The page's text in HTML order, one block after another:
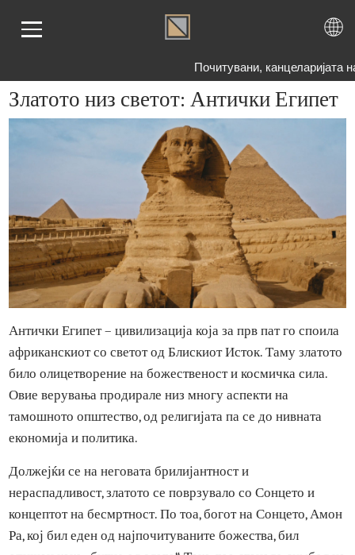
Почитувани,
Златото низ светот: Антички
Антички Египет – цивилизација која за прв пат го
африканскиот со светот од Блискиот Исток. Таму
било олицетворение на божественост и космичка сила.
Овие верувања продирале низ многу аспекти на
тамошното општество, од религијата па се до нивната
Должејќи се на неговата брилијантност и
нераспадливост, златото се поврзувало со Сонцето и
концептот на бесмртност. По тоа, богот на Сонцето,